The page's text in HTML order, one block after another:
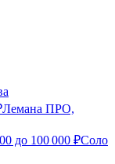
Лемана ПРО,
до 100 000 ₽Соло